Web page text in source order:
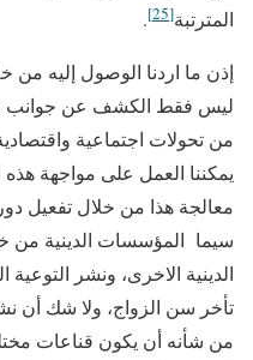
المترتبة[25]
إذن ما اردنا الوصول إليه من
ليس فقط الكشف عن جوانب
من تحولات اجتماعية
يمكننا العمل على مواجهة
معالجة هذا من خلال تفعيل
سيما المؤسسات الدينية من
الدينية الاخرى، ونشر التوعية
تأخر سن الزواج، ولا شك أن
من شأنه أن يكون قناعات